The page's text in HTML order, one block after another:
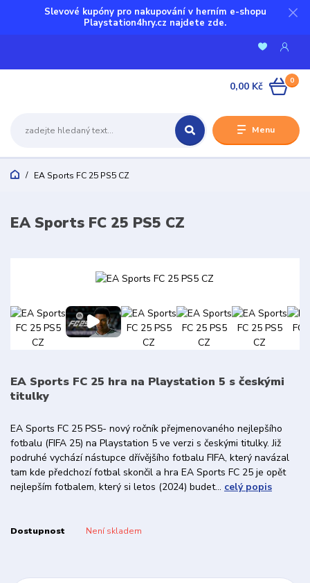
Slevové kupóny pro nakupování v herním e-shopu
Playstation4hry.cz najdete zde.
Menu
0
0,00 Kč
EA Sports FC 25 PS5 CZ
EA Sports FC 25 PS5 CZ
EA Sports FC 25 hra na Playstation 5 s českými
titulky
EA Sports FC 25 PS5- nový ročník přejmenovaného nejlepšího
fotbalu (FIFA 25) na Playstation 5 ve verzi s českými titulky. Již
podruhé vychází nástupce dřívějšího fotbalu FIFA, který navázal
tam kde předchozí fotbal skončil a hra EA Sports FC 25 je opět
nejlepším fotbalem, který si letos (2024) budet... celý popis
Dostupnost Není skladem